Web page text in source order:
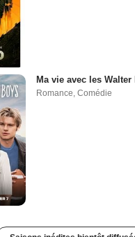
Ma vie avec les Walter
Romance,Comédie